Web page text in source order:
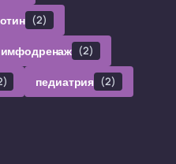
(2)
(2)
педиатрия (2)